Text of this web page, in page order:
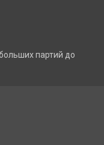
партий до